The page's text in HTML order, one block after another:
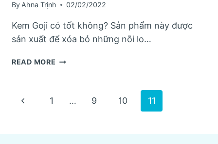
By Ahna Trịnh 02/02/2022
Kem Goji có tốt không? Sản phẩm này được
sản xuất để xóa bỏ những nỗi lo…
READ MORE |REVIEW|
HENDEL’S
Page
Previous
1 … 9 10 11